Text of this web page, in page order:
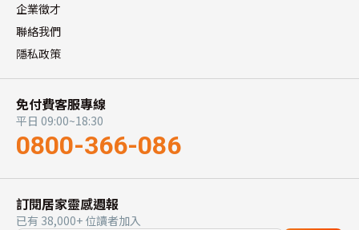
企業徵才
聯絡我們
隱私政策
免付費客服專線
平日 09:00~18:30
0800-366-086
訂閱居家靈感週報
已有 38,000+ 位讀者加入